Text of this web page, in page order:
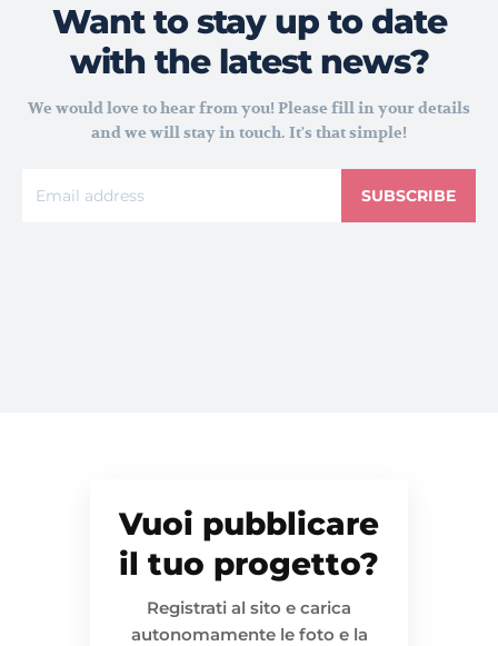
Want to stay up to date
with the latest news?
We would love to hear from you! Please fill in your details
and we will stay in touch. It's that simple!
SUBSCRIBE
Vuoi pubblicare
il tuo progetto?
Registrati al sito e carica
autonomamente le foto e la